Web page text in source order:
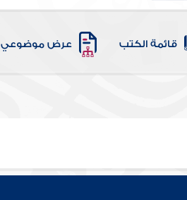
قائمة الكتب عرض موضوعي